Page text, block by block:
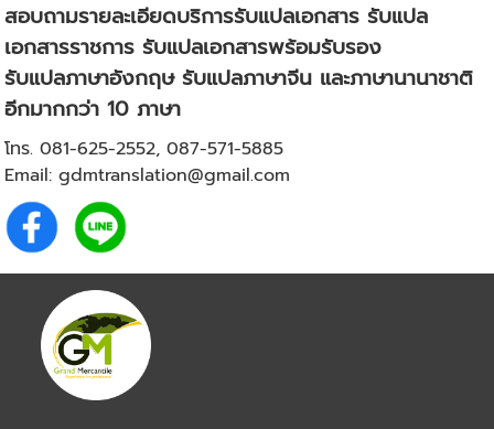
สอบถามรายละเอียดบริการรับแปลเอกสาร รับแปล
เอกสารราชการ รับแปลเอกสารพร้อมรับรอง
รับแปลภาษาอังกฤษ รับแปลภาษาจีน และภาษานานาชาติ
อีกมากกว่า 10 ภาษา
โทร.081-625-2552,087-571-5885
Email:gdmtranslation@gmail.com